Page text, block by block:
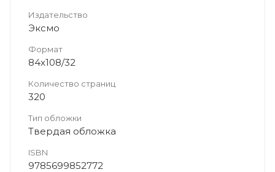
Издательство
Эксмо
Формат
84x108/32
Количество страниц
320
Тип обложки
Твердая обложка
ISBN
9785699852772